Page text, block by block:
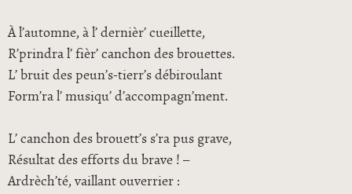
À l’automne, à l’ dernièr’ cueillette,
R’prindra l’ fièr’ canchon des brouettes.
L’ bruit des peun’s-tierr’s débiroulant
Form’ra l’ musiqu’ d’accompagn’ment.
L’ canchon des brouett’s s’ra pus grave,
Résultat des efforts du brave ! –
Ardrèch’té, vaillant ouverrier :